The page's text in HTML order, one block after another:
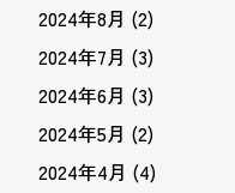
2024年8月 (2)
2024年7月 (3)
2024年6月 (3)
2024年5月 (2)
2024年4月 (4)